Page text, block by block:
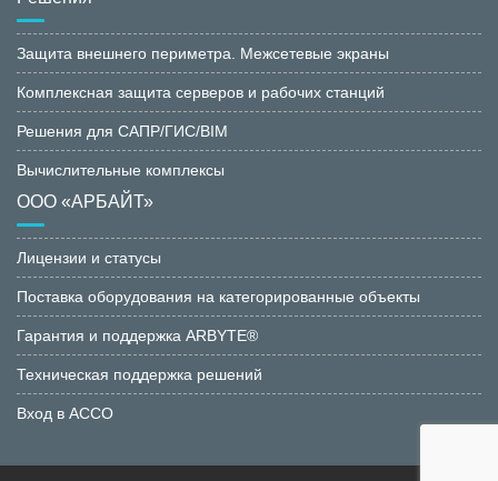
Защита внешнего периметра. Межсетевые экраны
Комплексная защита серверов и рабочих станций
Решения для САПР/ГИС/BIM
Вычислительные комплексы
ООО «АРБАЙТ»
Лицензии и статусы
Поставка оборудования на категорированные объекты
Гарантия и поддержка ARBYTE®
Техническая поддержка решений
Вход в АССО